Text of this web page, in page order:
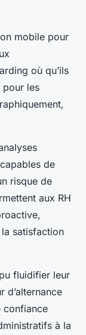
mobile pour
où qu’ils
pour les
de
risque de
aux RH
satisfaction
fluidifier leur
d’alternance
confiance
à la